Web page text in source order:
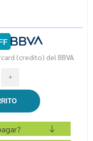
(credito) del BBVA
i